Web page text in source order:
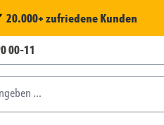
20.000+ zufriedene Kunden
00-11